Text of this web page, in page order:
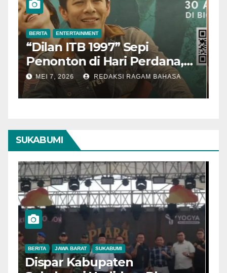
BERITA ENTERTAINMENT
“Dilan ITB 1997” Sepi
Penonton di Hari Perdana,
Pengamat Nilai Cerita
Kurang Kuat
MEI 7, 2026 REDAKSI RAGAM BAHASA
SUKABUMI
BERITA JAWA BARAT SUKABUMI
Dispar Kabupaten